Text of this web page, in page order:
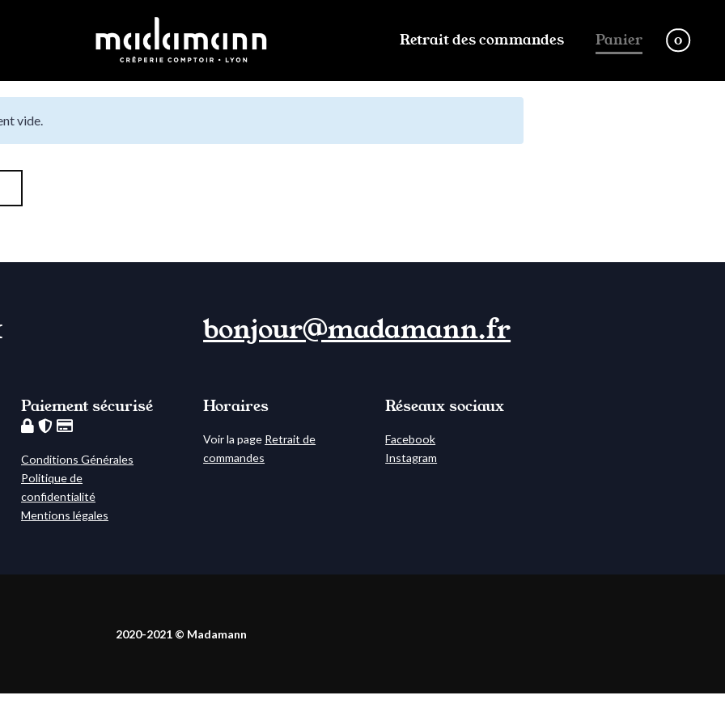
Retrait des commandes Panier 0
vide.
bonjour@madamann.fr
Paiement sécurisé
Conditions Générales
Politique de
confidentialité
Mentions légales
Horaires
Voir la page Retrait de
commandes
Réseaux sociaux
Facebook
Instagram
2020-2021 © Madamann